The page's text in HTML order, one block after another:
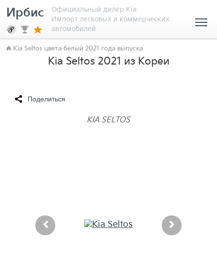
Ирбис
Официальный дилер Kia
Импорт легковых и коммерческих
автомобилей
Kia Seltos цвета белый 2021 года выпуска
Kia Seltos 2021 из Кореи
Поделиться
KIA SELTOS